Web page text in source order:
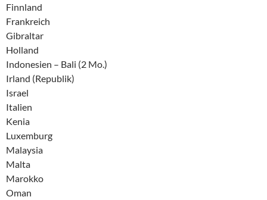
Finnland
Frankreich
Gibraltar
Holland
Indonesien – Bali (2 Mo.)
Irland (Republik)
Israel
Italien
Kenia
Luxemburg
Malaysia
Malta
Marokko
Oman